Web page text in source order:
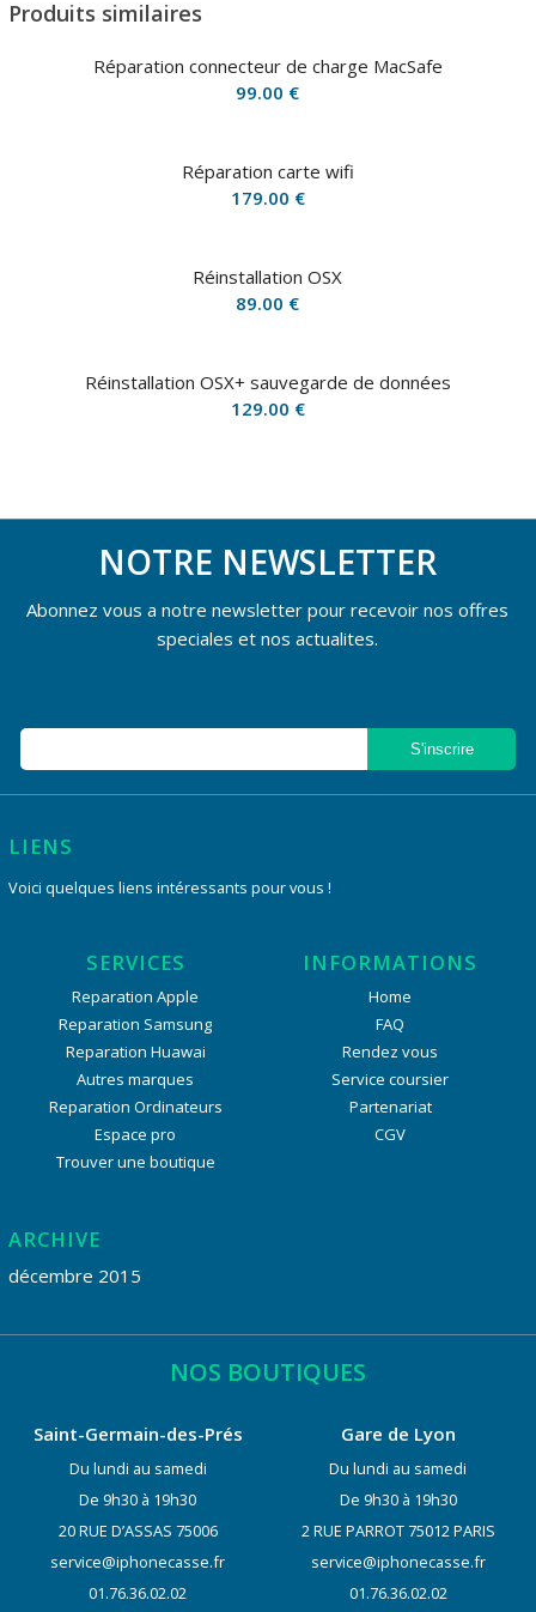
Produits similaires
Réparation connecteur de charge MacSafe
99.00 €
Réparation carte wifi
179.00 €
Réinstallation OSX
89.00 €
Réinstallation OSX+ sauvegarde de données
129.00 €
NOTRE NEWSLETTER
Abonnez vous a notre newsletter pour recevoir nos offres
speciales et nos actualites.
LIENS
Voici quelques liens intéressants pour vous !
SERVICES
Reparation Apple
Reparation Samsung
Reparation Huawai
Autres marques
Reparation Ordinateurs
Espace pro
Trouver une boutique
INFORMATIONS
Home
FAQ
Rendez vous
Service coursier
Partenariat
CGV
ARCHIVE
décembre 2015
NOS BOUTIQUES
Saint-Germain-des-Prés
Du lundi au samedi
De 9h30 à 19h30
20 RUE D’ASSAS 75006
service@iphonecasse.fr
01.76.36.02.02
Gare de Lyon
Du lundi au samedi
De 9h30 à 19h30
2 RUE PARROT 75012 PARIS
service@iphonecasse.fr
01.76.36.02.02